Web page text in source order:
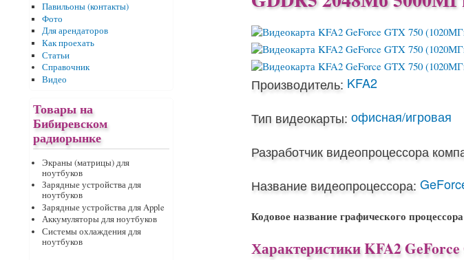
Производитель: KFA2
Тип видеокарты: офисная/игровая
Разработчик видеопроцессора
Название видеопроцессора:
Кодовое название графического
Характеристики KFA2
Павильоны (контакты)
Фото
Для арендаторов
Как проехать
Статьи
Справочник
Видео
Товары на
Бибиревском
радиорынке
Экраны (матрицы) для
ноутбуков
Зарядные устройства для
ноутбуков
Зарядные устройства для Apple
Аккумуляторы для ноутбуков
Системы охлаждения для
ноутбуков